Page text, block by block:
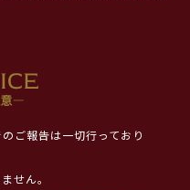
ご報告は一切行っており
せん。